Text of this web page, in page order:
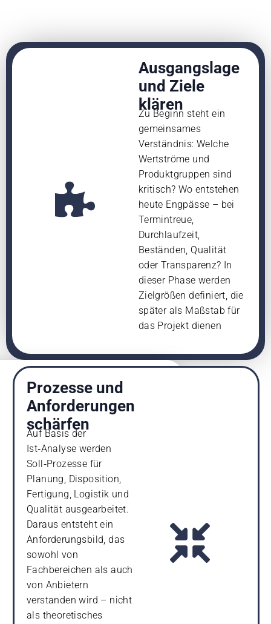
Ausgangslage
und Ziele
klären
Zu Beginn steht ein
gemeinsames
Verständnis: Welche
Wertströme und
Produktgruppen sind
kritisch? Wo entstehen
heute Engpässe – bei
Termintreue,
Durchlaufzeit,
Beständen, Qualität
oder Transparenz? In
dieser Phase werden
Zielgrößen definiert, die
später als Maßstab für
das Projekt dienen
Prozesse und
Anforderungen
schärfen
Auf Basis der
Ist‑Analyse werden
Soll‑Prozesse für
Planung, Disposition,
Fertigung, Logistik und
Qualität ausgearbeitet.
Daraus entsteht ein
Anforderungsbild, das
sowohl von
Fachbereichen als auch
von Anbietern
verstanden wird – nicht
als theoretisches